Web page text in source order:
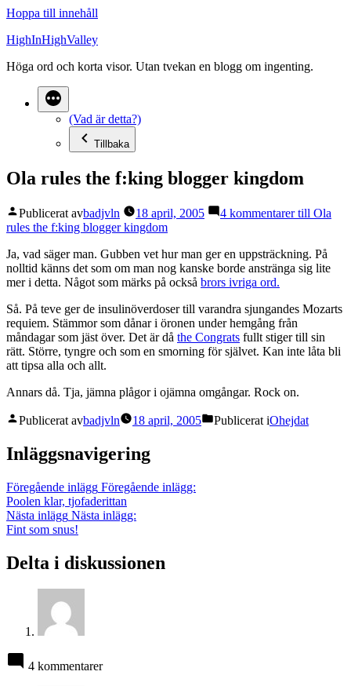
Hoppa till innehåll
HighInHighValley
Höga ord och korta visor. Utan tvekan en blogg om ingenting.
(Vad är detta?)
Tillbaka
Ola rules the f:king blogger kingdom
Publicerat avbadjvln 18 april, 2005 4 kommentarertill Ola
rules the f:king blogger kingdom
Ja, vad säger man. Gubben vet hur man ger en uppsträckning. På
nolltid känns det som om man nog kanske borde anstränga sig lite
mer i detta. Något som märks på också brors ivriga ord.
Så. På teve ger de insulinöverdoser till varandra sjungandes Mozarts
requiem. Stämmor som dånar i öronen under hemgång från
måndagar som jäst över. Det är då the Congrats fullt stiger till sin
rätt. Större, tyngre och som en smorning för självet. Kan inte låta bli
att tipsa alla och allt.
Annars då. Tja, jämna plågor i ojämna omgångar. Rock on.
Publicerat avbadjvln 18 april, 2005 Publicerat iOhejdat
Inläggsnavigering
Föregående inlägg Föregående inlägg:
Poolen klar, tjofaderittan
Nästa inlägg Nästa inlägg:
Fint som snus!
Delta i diskussionen
4 kommentarer